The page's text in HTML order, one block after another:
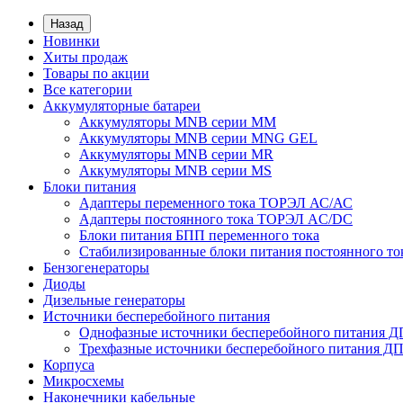
Назад
Новинки
Хиты продаж
Товары по акции
Все категории
Аккумуляторные батареи
Аккумуляторы MNB серии MM
Аккумуляторы MNB серии MNG GEL
Аккумуляторы MNB серии MR
Аккумуляторы MNB серии MS
Блоки питания
Адаптеры переменного тока ТОРЭЛ АС/АС
Адаптеры постоянного тока ТОРЭЛ AC/DC
Блоки питания БПП переменного тока
Стабилизированные блоки питания постоянного
Бензогенераторы
Диоды
Дизельные генераторы
Источники бесперебойного питания
Однофазные источники бесперебойного питания
Трехфазные источники бесперебойного питания
Корпуса
Микросхемы
Наконечники кабельные